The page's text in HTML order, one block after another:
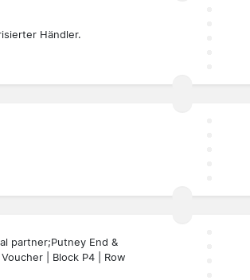
Händler.
partner;Putney End &
| Block P4 | Row